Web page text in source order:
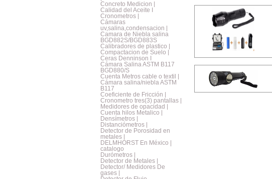
Concreto Medicion |
Calidad del Aceite I
Cronometros |
Cámaras
uv,salina,condensacion |
Camara de Niebla salina
BGD882S/BGD883S
Calibradores de plastico |
Compactacion de Suelo |
Ceras Denninson I
Cámara Salina ASTM B117
BGD880/S
Cuenta Metros cable o textil |
Cámara salina/niebla ASTM
B117
Coeficiente de Fricción |
Cronometro tres(3) pantallas |
Medidores de opacidad |
Cuenta hilos Metalico |
Densímetros |
Distanciómetros |
Detector de Porosidad en
metales |
DELMHORST En México |
catalogo
Durómetros |
Detector de Metales |
Detector/ Medidores De
gases |